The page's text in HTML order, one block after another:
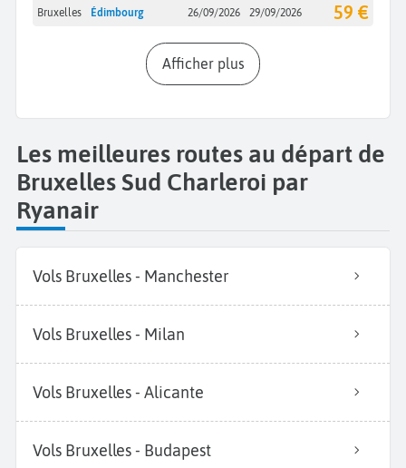
Bruxelles Édimbourg 26/09/2026 29/09/2026 59 €
Afficher plus
Les meilleures routes au départ de
Bruxelles Sud Charleroi par
Ryanair
Vols Bruxelles - Manchester
Vols Bruxelles - Milan
Vols Bruxelles - Alicante
Vols Bruxelles - Budapest